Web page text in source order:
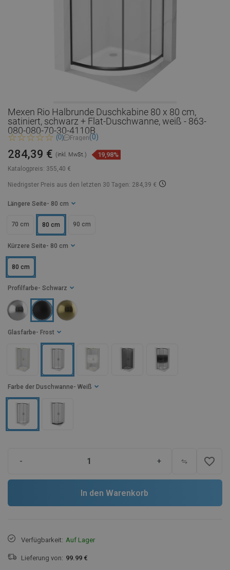
Mexen Rio Halbrunde Duschkabine 80 x 80 cm,
satiniert, schwarz + Flat-Duschwanne, weiß - 863-
080-080-70-30-4110B
(0) Fragen(0)
Katalogpreis: 355,40 €
284,39 € (inkl. MwSt.) 19,98%
Niedrigster Preis aus den letzten 30 Tagen: 284,39 €
Längere Seite - 80 cm
70 cm 80 cm 90 cm
Kürzere Seite - 80 cm
80 cm
Glasfarbe - Frost
Profilfarbe - Schwarz
Farbe der Duschwanne - Weiß
- + favorite_border
In den Warenkorb
Verfügbarkeit: Auf Lager
Lieferung von: 99.99 €